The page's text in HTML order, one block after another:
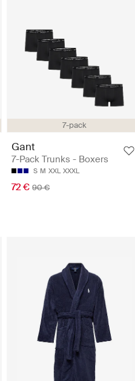
7-pack
Gant
7-Pack Trunks - Boxers
S M XXL XXXL
72 € 90 €